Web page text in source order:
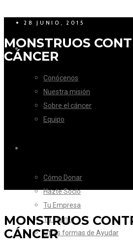
LA FUNDACIÓN
Conócenos
Nuestra misión
Sobre el cáncer
Equipo
Cómo Donar
Hazte Socio
Tu Empresa
Tu Evento
Otras formas de Ayudar
28 JUNIO, 2015
MONSTRUOS
CÁNCER
MONSTRUOS
CÁNCER